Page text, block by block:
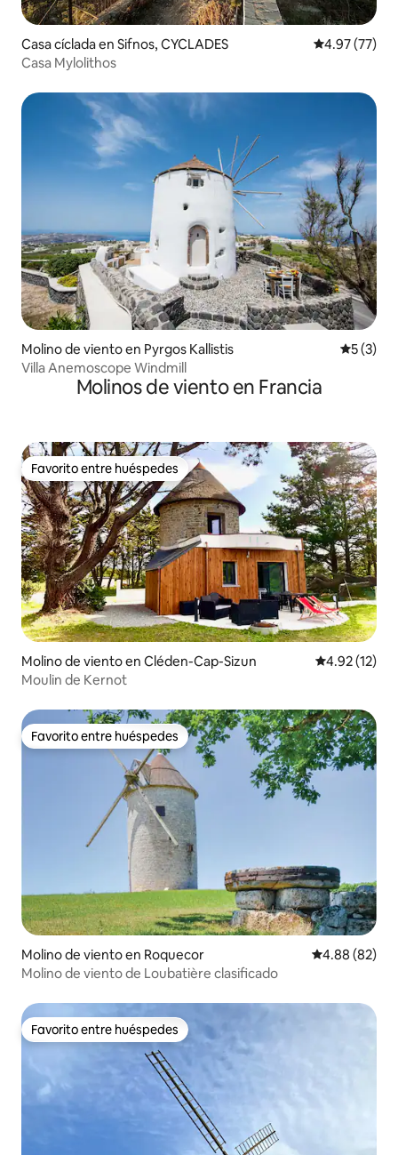
Casa cíclada en Sifnos, CYCLADES Calificación
4.97 (77)
Casa Mylolithos
Molino de viento en Pyrgos Kallistis
5 (3)
Villa Anemoscope Windmill
Molinos de viento en Francia
Favorito entre huéspedes
Favorito entre huéspedes
Molino de viento en Cléden-Cap-Sizun Calificación
4.92 (12)
Moulin de Kernot
Favorito entre huéspedes
Favorito entre huéspedes
Molino de viento en Roquecor Calificación
4.88 (82)
Molino de viento de Loubatière clasificado
Favorito entre huéspedes
Favorito entre huéspedes